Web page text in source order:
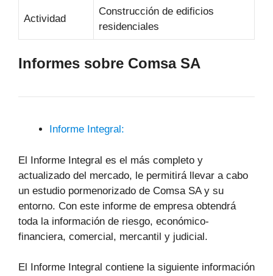
Actividad
Construcción de edificios
residenciales
Informes sobre Comsa SA
Informe Integral:
El Informe Integral es el más completo y
actualizado del mercado, le permitirá llevar a cabo
un estudio pormenorizado de Comsa SA y su
entorno. Con este informe de empresa obtendrá
toda la información de riesgo, económico-
financiera, comercial, mercantil y judicial.
El Informe Integral contiene la siguiente información